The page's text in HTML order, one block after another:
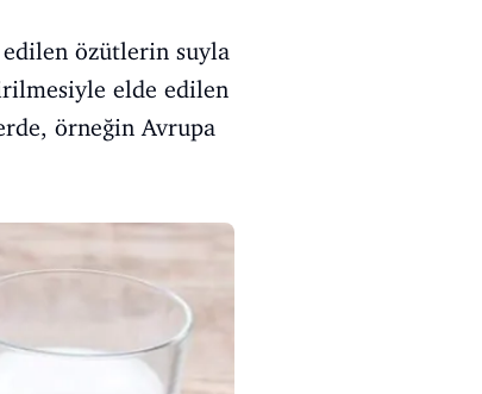
özütlerin suyla
elde edilen
örneğin Avrupa